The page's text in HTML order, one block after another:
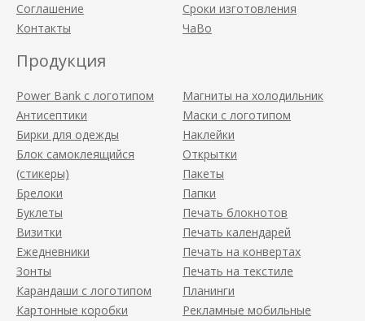
Соглашение
Контакты
Сроки изготовления
ЧаВо
Продукция
Power Bank с логотипом
Антисептики
Бирки для одежды
Блок самоклеящийся
(стикеры)
Брелоки
Буклеты
Визитки
Ежедневники
Зонты
Карандаши с логотипом
Картонные коробки
Магниты на холодильник
Маски с логотипом
Наклейки
Открытки
Пакеты
Папки
Печать блокнотов
Печать календарей
Печать на конвертах
Печать на текстиле
Планинги
Рекламные мобильные